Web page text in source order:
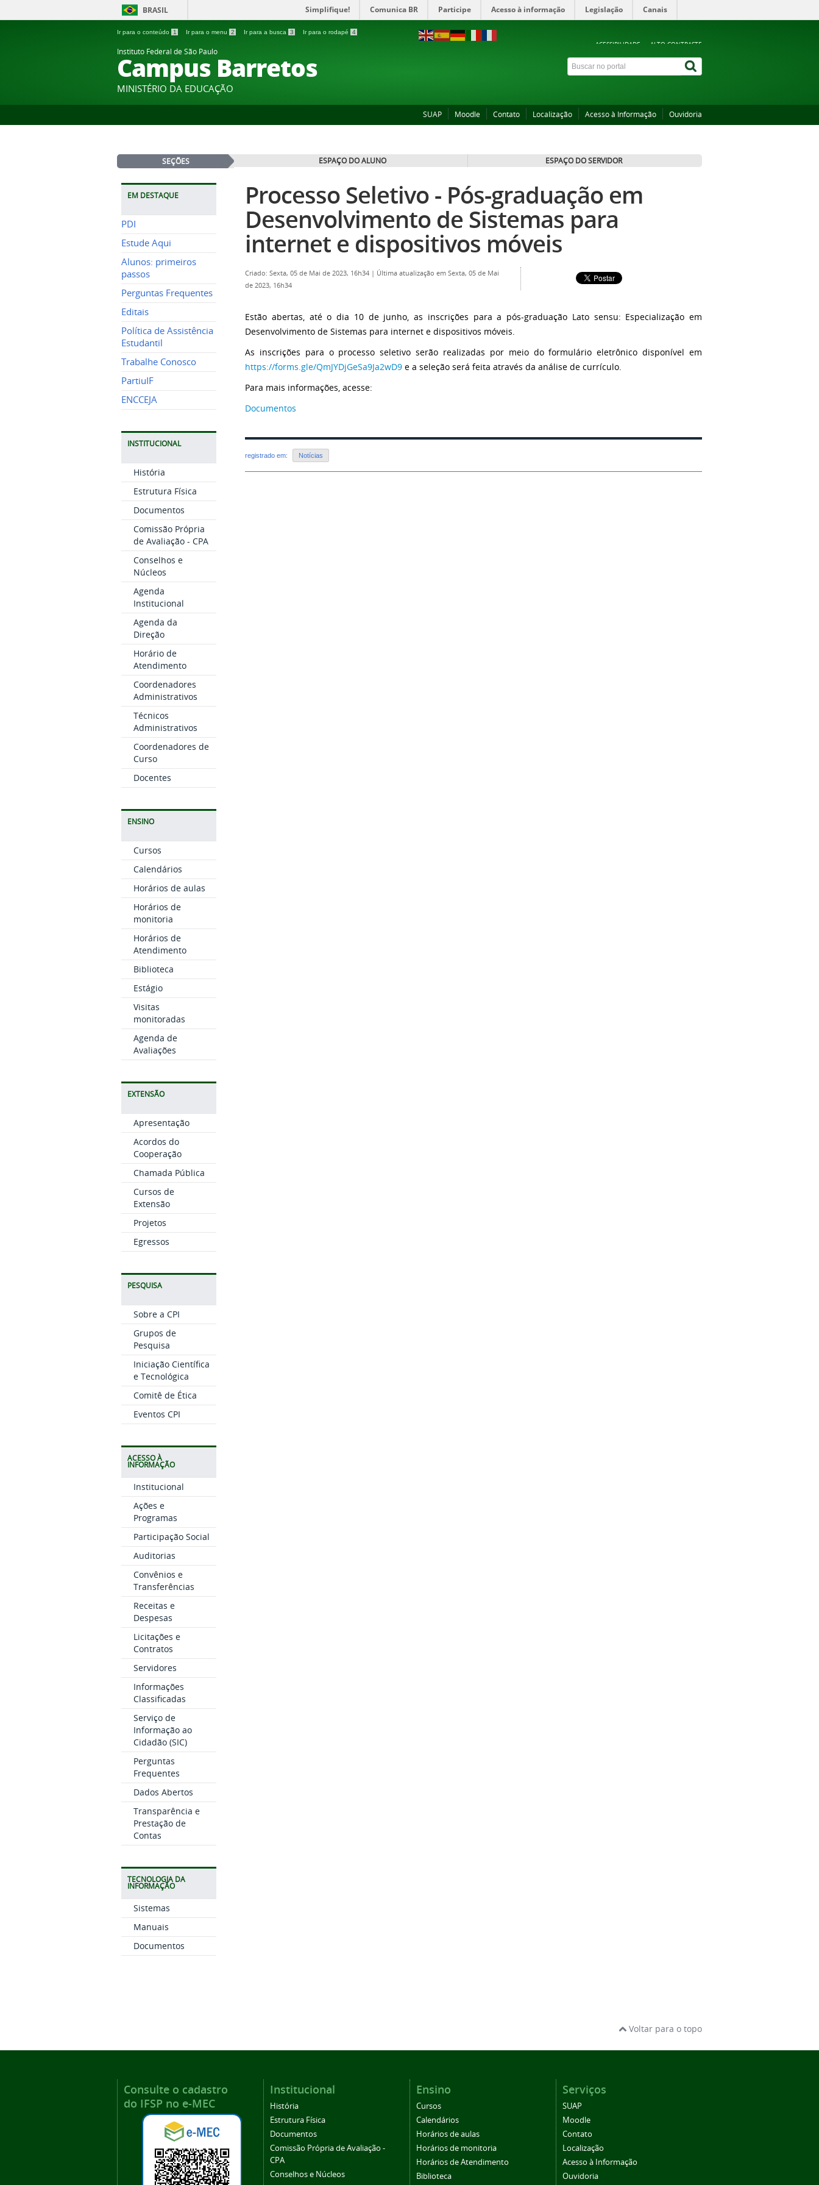
BRASIL Simplifique! Comunica BR Participe Acesso à informação Legislação Canais
Ir para o conteúdo 1 Ir para o menu 2 Ir para a busca 3 Ir para o rodapé 4
ACESSIBILIDADE ALTO CONTRASTE
Instituto Federal de São Paulo
Campus Barretos
MINISTÉRIO DA EDUCAÇÃO
SUAP Moodle Contato Localização Acesso à Informação Ouvidoria
SEÇÕES ESPAÇO DO ALUNO ESPAÇO DO SERVIDOR
EM DESTAQUE
PDI
Estude Aqui
Alunos: primeiros
passos
Perguntas Frequentes
Editais
Política de Assistência
Estudantil
Trabalhe Conosco
PartiuIF
ENCCEJA
INSTITUCIONAL
História
Estrutura Física
Documentos
Comissão Própria
de Avaliação - CPA
Conselhos e
Núcleos
Agenda
Institucional
Agenda da
Direção
Horário de
Atendimento
Coordenadores
Administrativos
Técnicos
Administrativos
Coordenadores de
Curso
Docentes
ENSINO
Cursos
Calendários
Horários de aulas
Horários de
monitoria
Horários de
Atendimento
Biblioteca
Estágio
Visitas
monitoradas
Agenda de
Avaliações
EXTENSÃO
Apresentação
Acordos do
Cooperação
Chamada Pública
Cursos de
Extensão
Projetos
Egressos
PESQUISA
Sobre a CPI
Grupos de
Pesquisa
Iniciação Científica
e Tecnológica
Comitê de Ética
Eventos CPI
ACESSO À
INFORMAÇÃO
Institucional
Ações e
Programas
Participação Social
Auditorias
Convênios e
Transferências
Receitas e
Despesas
Licitações e
Contratos
Servidores
Informações
Classificadas
Serviço de
Informação ao
Cidadão (SIC)
Perguntas
Frequentes
Dados Abertos
Transparência e
Prestação de
Contas
TECNOLOGIA DA
INFORMAÇÃO
Sistemas
Manuais
Documentos
Processo Seletivo - Pós-graduação em
Desenvolvimento de Sistemas para
internet e dispositivos móveis
Criado: Sexta, 05 de Mai de 2023, 16h34 | Última atualização em Sexta, 05 de Mai
de 2023, 16h34
Estão abertas, até o dia 10 de junho, as inscrições para a pós-graduação Lato sensu: Especialização em
Desenvolvimento de Sistemas para internet e dispositivos móveis.
As inscrições para o processo seletivo serão realizadas por meio do formulário eletrônico disponível em
https://forms.gle/QmJYDjGeSa9Ja2wD9 e a seleção será feita através da análise de currículo.
Para mais informações, acesse:
Documentos
registrado em: Notícias
Voltar para o topo
Consulte o cadastro
do IFSP no e-MEC
Institucional
História
Estrutura Física
Documentos
Comissão Própria de Avaliação -
CPA
Conselhos e Núcleos
Ensino
Cursos
Calendários
Horários de aulas
Horários de monitoria
Horários de Atendimento
Biblioteca
Serviços
SUAP
Moodle
Contato
Localização
Acesso à Informação
Ouvidoria